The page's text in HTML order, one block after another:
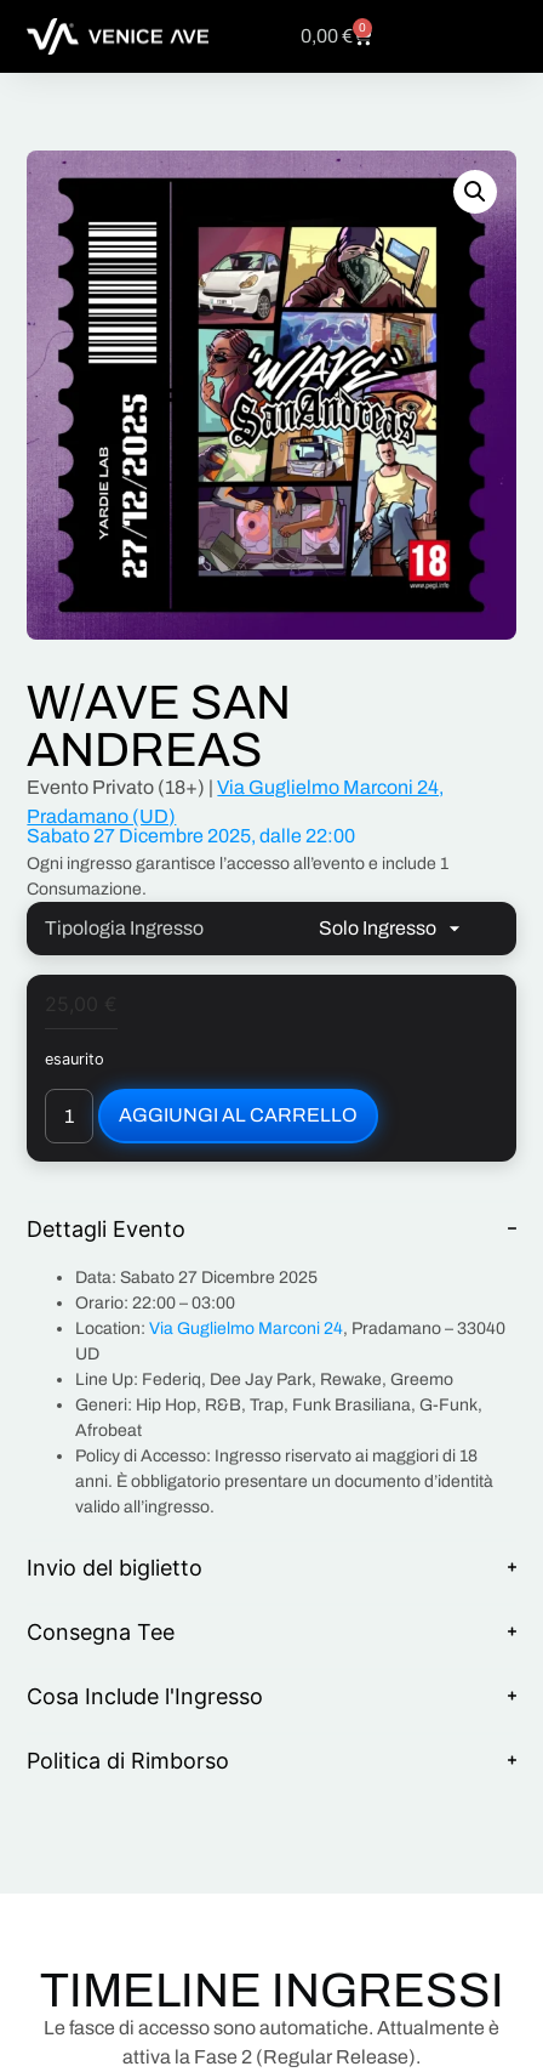
0,00€ 0
W/AVE SAN
ANDREAS
Evento Privato (18+) |Via Guglielmo Marconi 24,
Pradamano (UD)
Sabato 27 Dicembre 2025, dalle 22:00
Ogni ingresso garantisce l’accesso all’evento e include 1
Consumazione.
Tipologia Ingresso
esaurito
AGGIUNGI AL CARRELLO
Dettagli Evento
Data:Sabato 27 Dicembre 2025
Orario: 22:00 – 03:00
Location:Via Guglielmo Marconi 24, Pradamano – 33040
UD
Line Up: Federiq, Dee Jay Park, Rewake, Greemo
Generi: Hip Hop, R&B, Trap, Funk Brasiliana, G-Funk,
Afrobeat
Policy di Accesso: Ingresso riservato ai maggiori di 18
anni. È obbligatorio presentare undocumento d’identità
valido all’ingresso.
Invio del biglietto
Consegna Tee
Cosa Include l'Ingresso
Politica di Rimborso
TIMELINE INGRESSI
Le fasce di accesso sono automatiche. Attualmente è
attiva la Fase 2 (Regular Release).